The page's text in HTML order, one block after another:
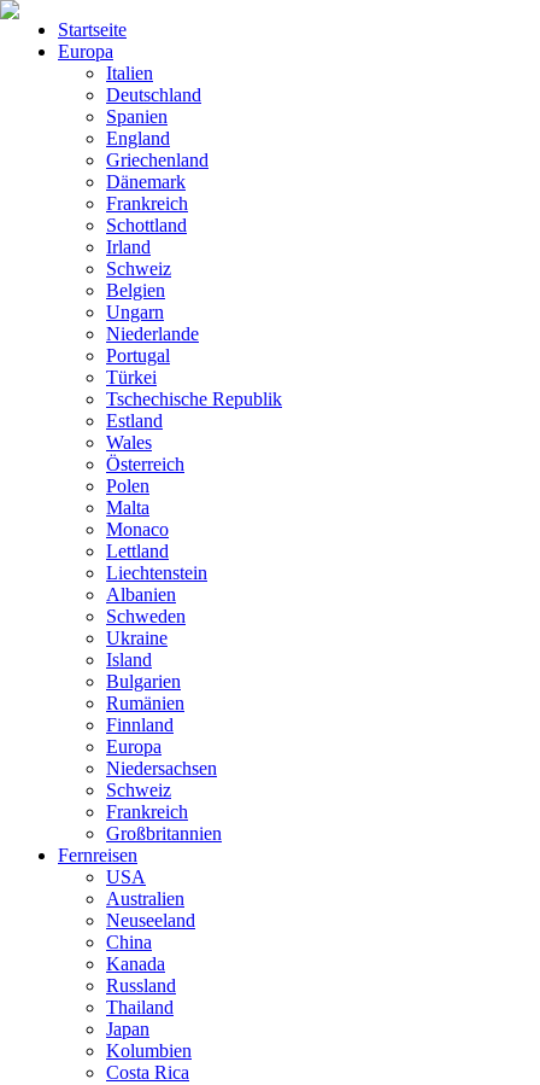
Startseite
Europa
Italien
Deutschland
Spanien
England
Griechenland
Dänemark
Frankreich
Schottland
Irland
Schweiz
Belgien
Ungarn
Niederlande
Portugal
Türkei
Tschechische Republik
Estland
Wales
Österreich
Polen
Malta
Monaco
Lettland
Liechtenstein
Albanien
Schweden
Ukraine
Island
Bulgarien
Rumänien
Finnland
Europa
Niedersachsen
Schweiz
Frankreich
Großbritannien
Fernreisen
USA
Australien
Neuseeland
China
Kanada
Russland
Thailand
Japan
Kolumbien
Costa Rica